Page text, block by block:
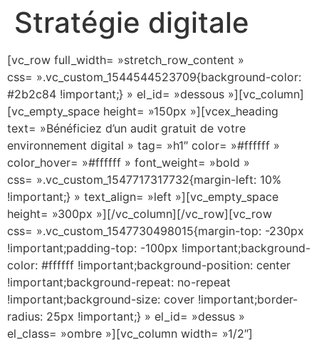
Stratégie digitale
[vc_row full_width= »stretch_row_content »
css= ».vc_custom_1544544523709{background-color:
#2b2c84 !important;} » el_id= »dessous »][vc_column]
[vc_empty_space height= »150px »][vcex_heading
text= »Bénéficiez d’un audit gratuit de votre
environnement digital » tag= »h1″ color= »#ffffff »
color_hover= »#ffffff » font_weight= »bold »
css= ».vc_custom_1547717317732{margin-left: 10%
!important;} » text_align= »left »][vc_empty_space
height= »300px »][/vc_column][/vc_row][vc_row
css= ».vc_custom_1547730498015{margin-top: -230px
!important;padding-top: -100px !important;background-
color: #ffffff !important;background-position: center
!important;background-repeat: no-repeat
!important;background-size: cover !important;border-
radius: 25px !important;} » el_id= »dessus »
el_class= »ombre »][vc_column width= »1/2″]